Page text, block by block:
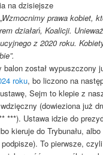
na dzisiejsze
„Wzmocnimy prawa kobiet,
działań, Koalicji.
z 2020 roku.
balon został wypuszczony
roku, bo liczono na
Sejm to klepie z
(dowieziona już
***). Ustawa idzie do
kieruje do Trybunału,
To pierwsze,